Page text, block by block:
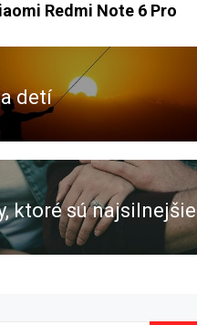
Redmi Note 6 Pro
detí
ktoré sú najsilnejšie